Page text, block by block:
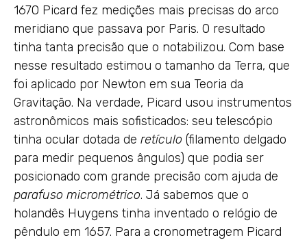
1670 Picard fez medições mais precisas do arco
meridiano que passava por Paris. O resultado
tinha tanta precisão que o notabilizou. Com base
nesse resultado estimou o tamanho da Terra, que
foi aplicado por Newton em sua Teoria da
Gravitação. Na verdade, Picard usou instrumentos
astronômicos mais sofisticados: seu telescópio
tinha ocular dotada de retículo (filamento delgado
para medir pequenos ângulos) que podia ser
posicionado com grande precisão com ajuda de
parafuso micrométrico. Já sabemos que o
holandês Huygens tinha inventado o relógio de
pêndulo em 1657. Para a cronometragem Picard